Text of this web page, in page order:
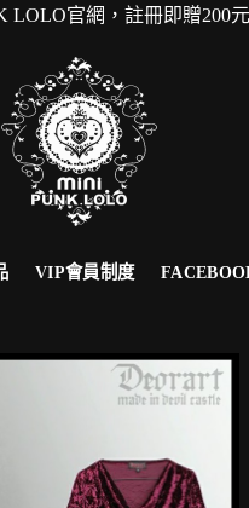
，註冊即贈200元購物
VIP會員制度